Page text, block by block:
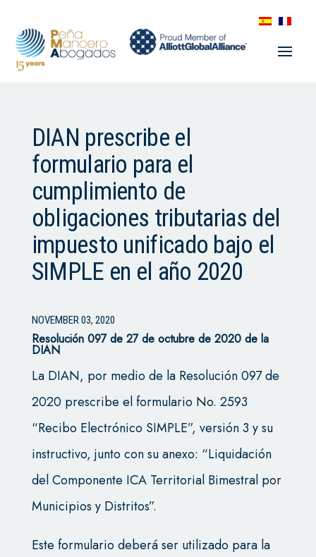
DIAN prescribe el
formulario para el
cumplimiento de
obligaciones tributarias del
impuesto unificado bajo el
SIMPLE en el año 2020
NOVEMBER 03, 2020
Resolución 097 de 27 de octubre de 2020 de la
DIAN
La DIAN, por medio de la Resolución 097 de
2020 prescribe el formulario No. 2593
“Recibo Electrónico SIMPLE”, versión 3 y su
instructivo, junto con su anexo: “Liquidación
del Componente ICA Territorial Bimestral por
Municipios y Distritos”.
Este formulario deberá ser utilizado para la